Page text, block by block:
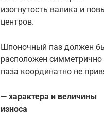
изогнутость валика и
центров.
Шпоночный паз должен
расположен симметрично
паза координатно не
— характера и величины
износа